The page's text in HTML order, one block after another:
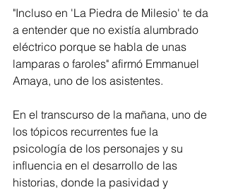
"Incluso en 'La Piedra de Milesio' te da
a entender que no existía alumbrado
eléctrico porque se habla de unas
lamparas o faroles" afirmó Emmanuel
Amaya, uno de los asistentes.
En el transcurso de la mañana, uno de
los tópicos recurrentes fue la
psicología de los personajes y su
influencia en el desarrollo de las
historias, donde la pasividad y